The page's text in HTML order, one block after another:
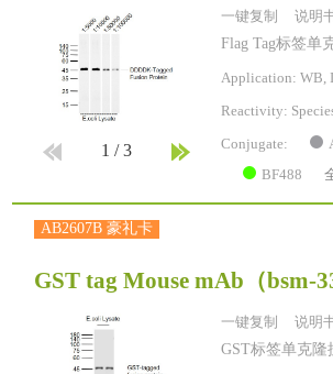
1 /3
一键复制 说明
Flag Tag标签单
Application: WB,
Reactivity:
Conjugate:
BF488
AB2607B 豪礼卡
GST tag Mouse mAb （bsm-
一键复制 说明
GST标签单克隆